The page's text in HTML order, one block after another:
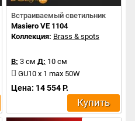
Встраиваемый светильник
Masiero VE 1104
Коллекция: Brass & spots
В: 3 см Д: 10 см
GU10 x 1 max 50W
Цена: 14 554 Р.
Купить